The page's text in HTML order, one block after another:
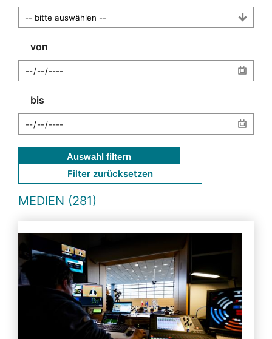
von
bis
Auswahl filtern
Filter zurücksetzen
MEDIEN (281)